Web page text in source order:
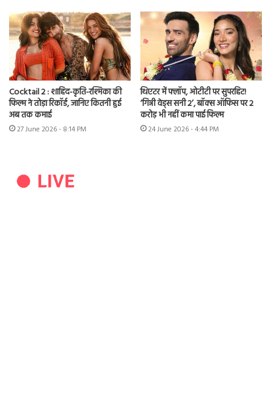
Cocktail 2 : शाहिद-कृति-रश्मिका की
फिल्म ने तोड़ा रिकॉर्ड, जानिए कितनी हुई
अब तक कमाई
27 June 2026 - 8:14 PM
थिएटर में फ्लॉप, ओटीटी पर सुपरहिट!
‘गिन्नी वेड्स सनी 2’, बॉक्स ऑफिस पर 2
करोड़ भी नहीं कमा पाई फिल्म
24 June 2026 - 4:44 PM